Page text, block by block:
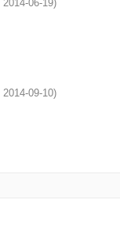
2014-06-19)
2014-09-10)